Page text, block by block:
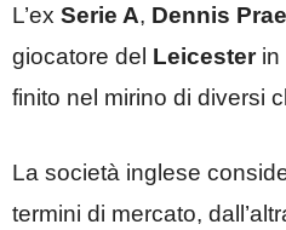
L’ex Serie A, Dennis
giocatore del Leicester in
finito nel mirino di diversi
La società inglese
termini di mercato,